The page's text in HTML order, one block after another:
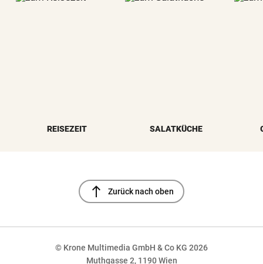
REISEZEIT SALATKÜCHE
north Zurück nach oben
© Krone Multimedia GmbH & Co KG 2026
Muthgasse 2, 1190 Wien